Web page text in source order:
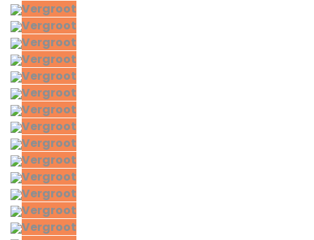
Vergroot
Vergroot
Vergroot
Vergroot
Vergroot
Vergroot
Vergroot
Vergroot
Vergroot
Vergroot
Vergroot
Vergroot
Vergroot
Vergroot